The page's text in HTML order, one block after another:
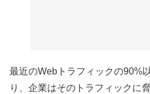
最近のWebトラフィックの90%
り、企業はそのトラフィックに